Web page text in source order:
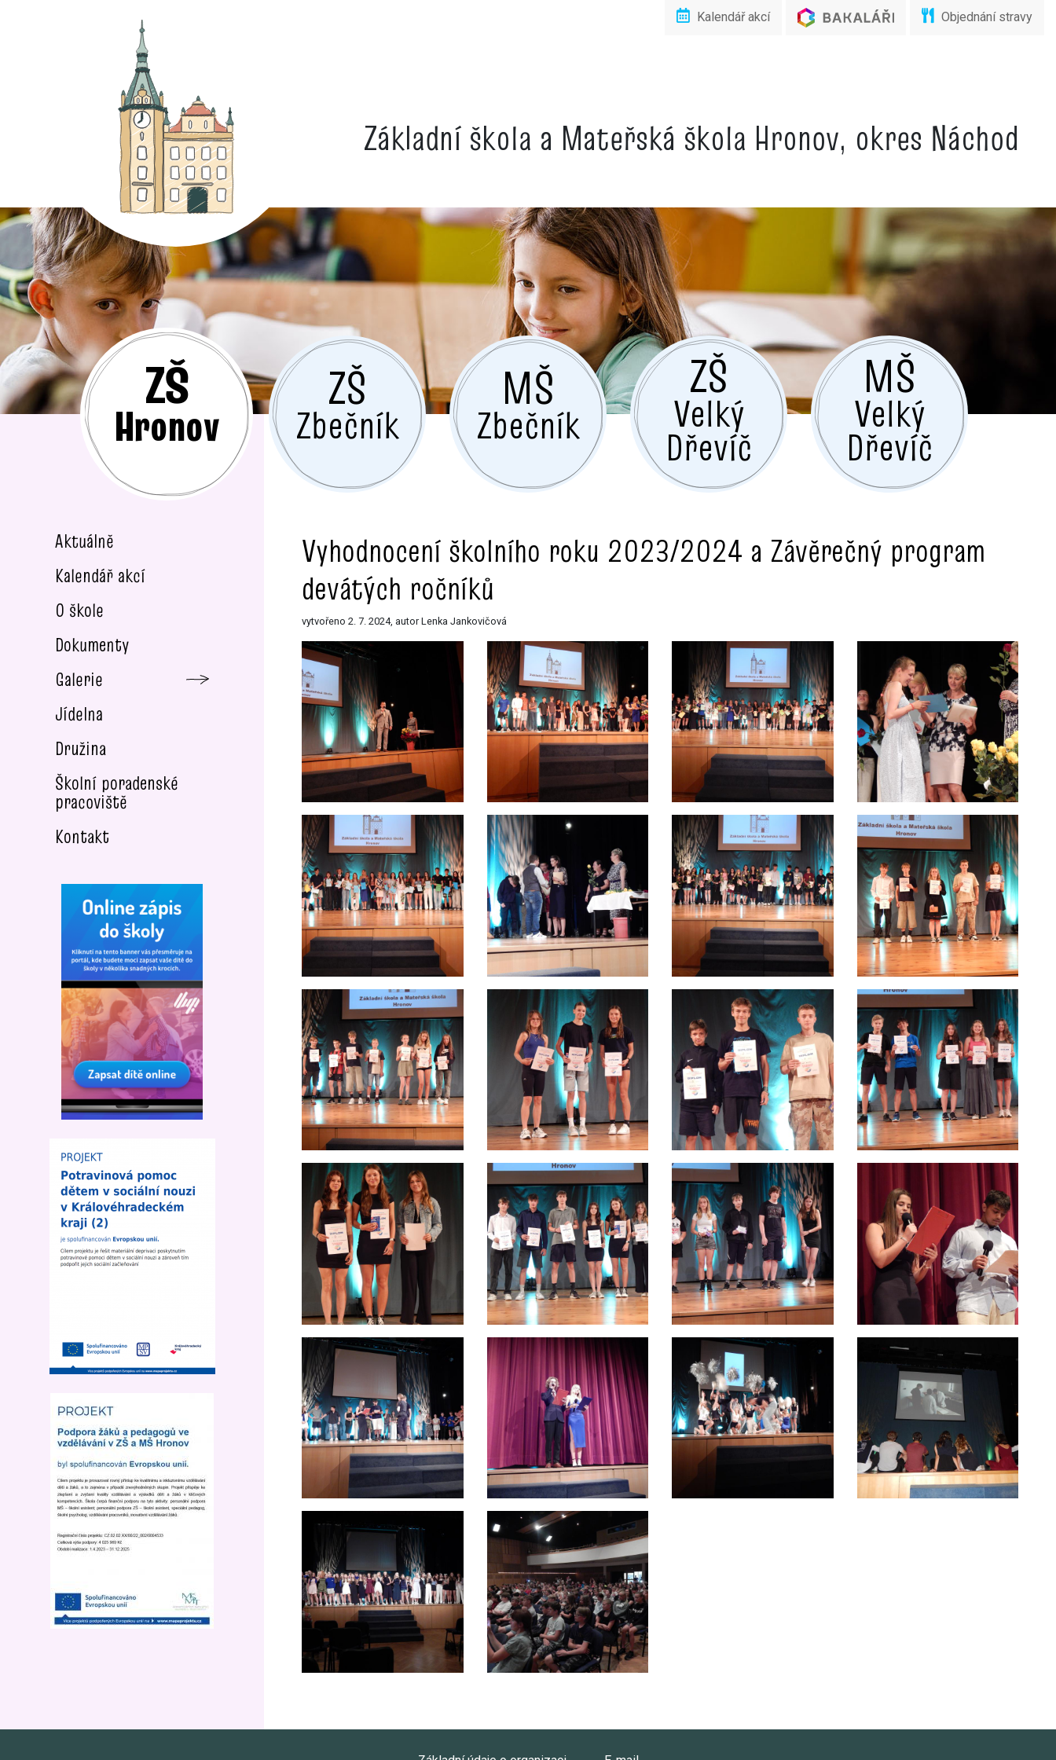
Základní škola a Mateřská škola Hronov, okres Náchod
Kalendář akcí Objednání stravy
ZŠ
Hronov
ZŠ
Zbečník
MŠ
Zbečník
ZŠ
Velký
Dřevíč
MŠ
Velký
Dřevíč
Aktuálně
Kalendář akcí
O škole
Dokumenty
Galerie
Jídelna
Družina
Školní poradenské
pracoviště
Kontakt
Vyhodnocení školního roku 2023/2024 a Závěrečný program
devátých ročníků
vytvořeno 2. 7. 2024, autor Lenka Jankovičová